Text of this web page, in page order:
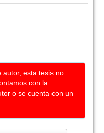
autor, esta tesis no
con la
o se cuenta con un